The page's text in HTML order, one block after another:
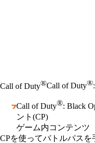
Call of Duty®Call of Duty®
Call of Duty®: Black
ント(CP)
ゲーム内コンテンツ
Product Notification
CPを使ってバトルパスを